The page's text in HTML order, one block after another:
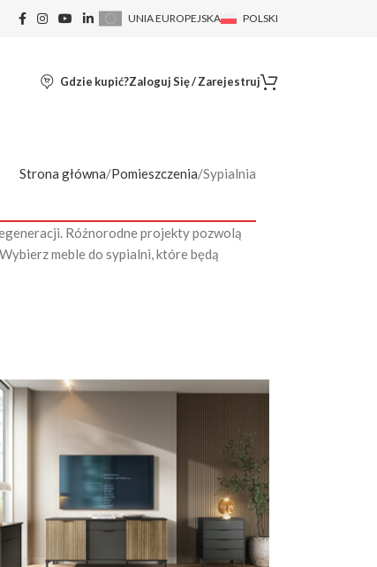
UNIA EUROPEJSKA POLSKI
Gdzie kupić?Zaloguj Się / Zarejestruj
Strona główna Pomieszczenia Sypialnia
Różnorodne projekty pozwolą
meble do sypialni, które będą